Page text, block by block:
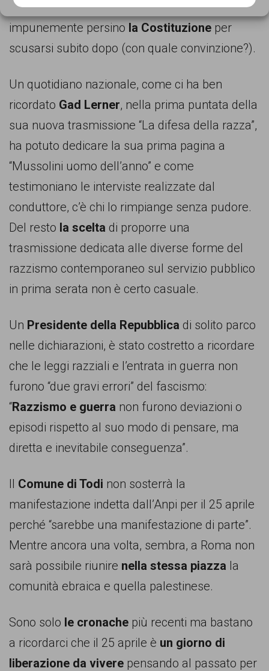
nostra razza bianca”. Il suddetto ha scomodato
impunemente persino la Costituzione per
scusarsi subito dopo (con quale convinzione?).
Un quotidiano nazionale, come ci ha ben
ricordato Gad Lerner, nella prima puntata della
sua nuova trasmissione “La difesa della razza”,
ha potuto dedicare la sua prima pagina a
“Mussolini uomo dell’anno” e come
testimoniano le interviste realizzate dal
conduttore, c’è chi lo rimpiange senza pudore.
Del resto la scelta di proporre una
trasmissione dedicata alle diverse forme del
razzismo contemporaneo sul servizio pubblico
in prima serata non è certo casuale.
Un Presidente della Repubblica di solito parco
nelle dichiarazioni, è stato costretto a ricordare
che le leggi razziali e l’entrata in guerra non
furono “due gravi errori” del fascismo:
“Razzismo e guerra non furono deviazioni o
episodi rispetto al suo modo di pensare, ma
diretta e inevitabile conseguenza”.
Il Comune di Todi non sosterrà la
manifestazione indetta dall’Anpi per il 25 aprile
perché “sarebbe una manifestazione di parte”.
Mentre ancora una volta, sembra, a Roma non
sarà possibile riunire nella stessa piazza la
comunità ebraica e quella palestinese.
Sono solo le cronache più recenti ma bastano
a ricordarci che il 25 aprile è un giorno di
liberazione da vivere pensando al passato per